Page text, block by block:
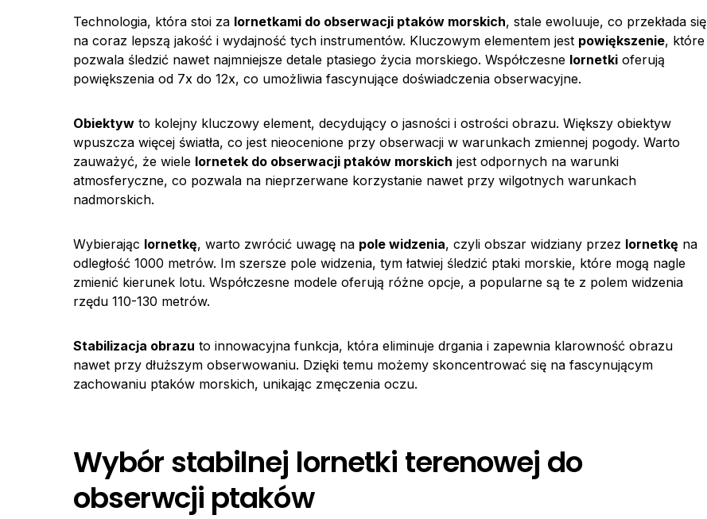
Technologia, która stoi za lornetkami do obserwacji ptaków morskich, stale ewoluuje, co przekłada się
na coraz lepszą jakość i wydajność tych instrumentów. Kluczowym elementem jest powiększenie, które
pozwala śledzić nawet najmniejsze detale ptasiego życia morskiego. Współczesne lornetki oferują
powiększenia od 7x do 12x, co umożliwia fascynujące doświadczenia obserwacyjne.
Obiektyw to kolejny kluczowy element, decydujący o jasności i ostrości obrazu. Większy obiektyw
wpuszcza więcej światła, co jest nieocenione przy obserwacji w warunkach zmiennej pogody. Warto
zauważyć, że wiele lornetek do obserwacji ptaków morskich jest odpornych na warunki
atmosferyczne, co pozwala na nieprzerwane korzystanie nawet przy wilgotnych warunkach
nadmorskich.
Wybierając lornetkę, warto zwrócić uwagę na pole widzenia, czyli obszar widziany przez lornetkę na
odległość 1000 metrów. Im szersze pole widzenia, tym łatwiej śledzić ptaki morskie, które mogą nagle
zmienić kierunek lotu. Współczesne modele oferują różne opcje, a popularne są te z polem widzenia
rzędu 110-130 metrów.
Stabilizacja obrazu to innowacyjna funkcja, która eliminuje drgania i zapewnia klarowność obrazu
nawet przy dłuższym obserwowaniu. Dzięki temu możemy skoncentrować się na fascynującym
zachowaniu ptaków morskich, unikając zmęczenia oczu.
Wybór stabilnej lornetki terenowej do
obserwcji ptaków